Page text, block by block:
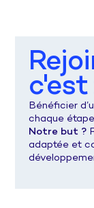
c'est
Bénéficier
chaque
Notre but ?
adaptée et